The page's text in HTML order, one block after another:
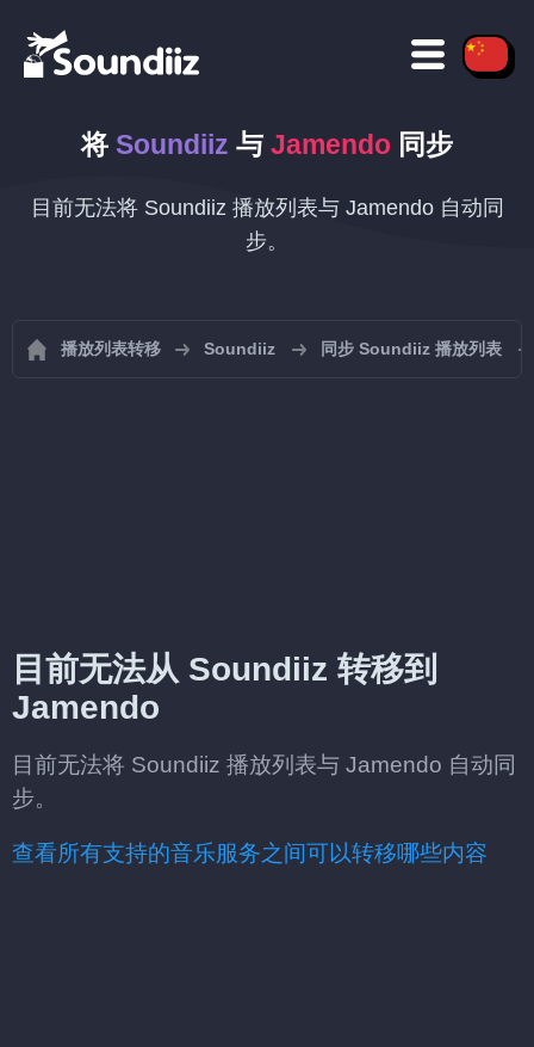
将 Soundiiz 与 Jamendo 同步
目前无法将 Soundiiz 播放列表与 Jamendo 自动同
步。
播放列表转移 Soundiiz 同步 Soundiiz 播放列表
目前无法从 Soundiiz 转移到
Jamendo
目前无法将 Soundiiz 播放列表与 Jamendo 自动同
步。
查看所有支持的音乐服务之间可以转移哪些内容